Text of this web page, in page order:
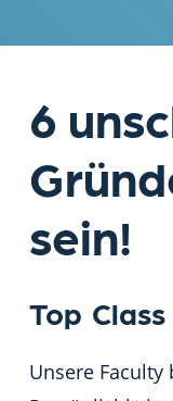
6
sein!
Top
Unsere